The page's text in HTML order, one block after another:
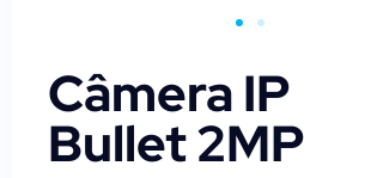
Câmera IP
Bullet 2MP